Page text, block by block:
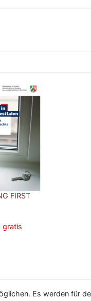
FIRST
gratis
Es werden für